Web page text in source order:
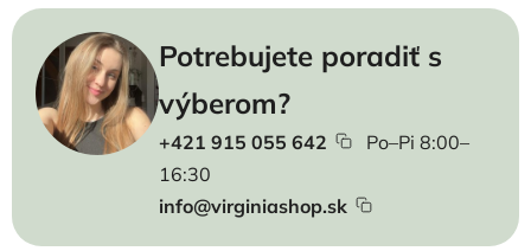
Potrebujete poradiť s
výberom?
+421 915 055 642
Po–Pi 8:00–
16:30
info@virginiashop.sk